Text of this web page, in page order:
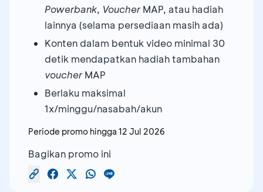
Powerbank, VoucherMAP, atau hadiah
lainnya (selama persediaan masih ada)
Konten dalam bentuk video minimal 30
detik mendapatkan hadiah tambahan
voucherMAP
Berlaku maksimal
1x/minggu/nasabah/akun
Periode promo hingga 12 Jul 2026
Bagikan promo ini